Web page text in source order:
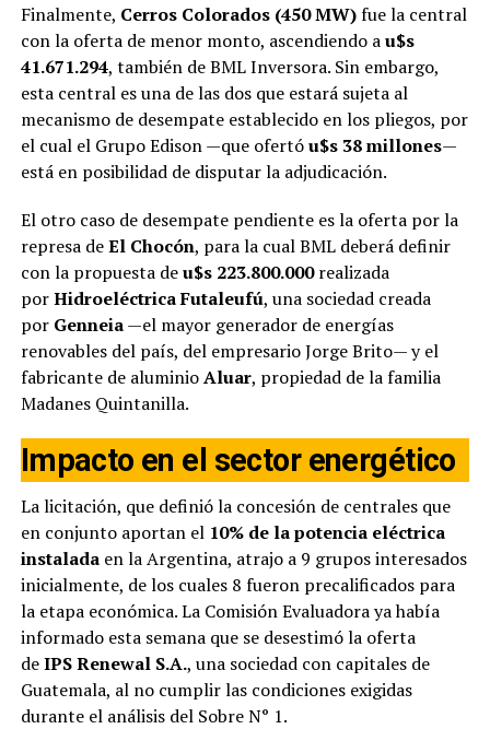
Finalmente, Cerros Colorados (450 MW)fue la central
con la oferta de menor monto, ascendiendo au$s
41.671.294, también de BML Inversora. Sin embargo,
esta central es una de las dos que estará sujeta al
mecanismo de desempate establecido en los pliegos, por
el cual el Grupo Edison —que ofertóu$s 38 millones—
está en posibilidad de disputar la adjudicación.
El otro caso de desempate pendiente es la oferta por la
represa deEl Chocón, para la cual BML deberá definir
con la propuesta deu$s 223.800.000realizada
porHidroeléctrica Futaleufú, una sociedad creada
por Genneia—el mayor generador de energías
renovables del país, del empresario Jorge Brito— y el
fabricante de aluminioAluar, propiedad de la familia
Madanes Quintanilla.
Impacto en el sector energético
La licitación, que definió la concesión de centrales que
en conjunto aportan el 10% de la potencia eléctrica
instaladaen la Argentina, atrajo a 9 grupos interesados
inicialmente, de los cuales 8 fueron precalificados para
la etapa económica. La Comisión Evaluadora ya había
informado esta semana que se desestimó la oferta
deIPS Renewal S.A., una sociedad con capitales de
Guatemala, al no cumplir las condiciones exigidas
durante el análisis del Sobre N° 1.